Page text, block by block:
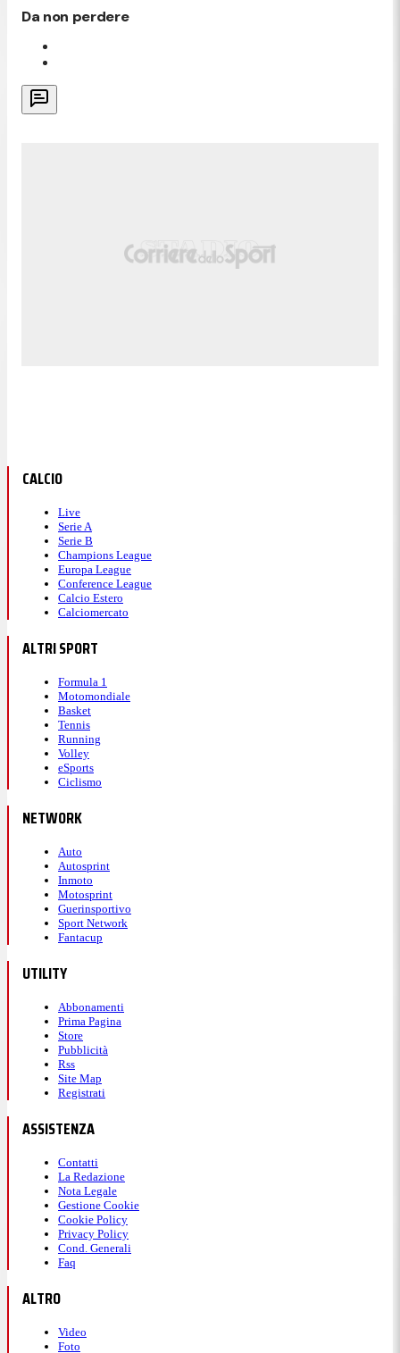
Da non perdere
CALCIO
Live
Serie A
Serie B
Champions League
Europa League
Conference League
Calcio Estero
Calciomercato
ALTRI SPORT
Formula 1
Motomondiale
Basket
Tennis
Running
Volley
eSports
Ciclismo
NETWORK
Auto
Autosprint
Inmoto
Motosprint
Guerinsportivo
Sport Network
Fantacup
UTILITY
Abbonamenti
Prima Pagina
Store
Pubblicità
Rss
Site Map
Registrati
ASSISTENZA
Contatti
La Redazione
Nota Legale
Gestione Cookie
Cookie Policy
Privacy Policy
Cond. Generali
Faq
ALTRO
Video
Foto